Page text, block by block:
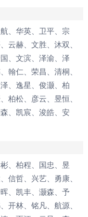
、华英、卫平、宗
云赫、文胜、沐双、
、文滨、泽渝、泽
翰仁、荣昌、清桐、
、逸星、俊灏、柏
柏松、彦云、昱恒、
、凯宸、浚皓、安
、柏程、国忠、昱
信哲、兴艺、勇康、
、凯丰、灏森、予
开林、铭凡、航源、